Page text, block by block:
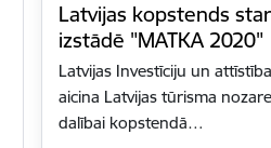
Latvijas kopstends
izstādē "MATKA 2020"
Latvijas Investīciju un
aicina Latvijas tūrisma
dalībai kopstendā…